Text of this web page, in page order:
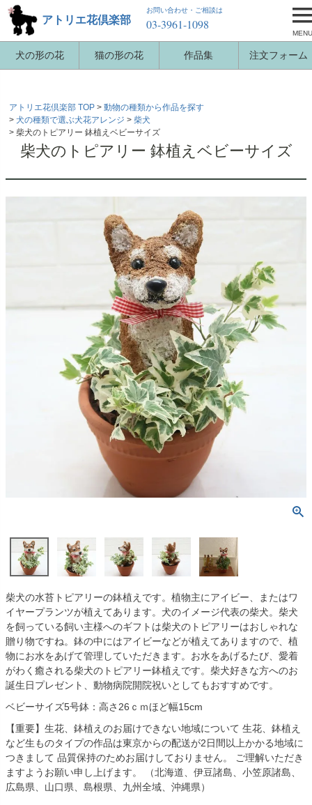
犬の形の花 猫の形の花 作品集 注文フォーム
アトリエ花倶楽部
お問い合わせ・ご相談は
03-3961-1098
MENU
アトリエ花倶楽部 TOP
動物の種類から作品を探す
犬の種類で選ぶ犬花アレンジ
柴犬
柴犬のトピアリー 鉢植えベビーサイズ
柴犬のトピアリー 鉢植えベビーサイズ
柴犬の水苔トピアリーの鉢植えです。植物主にアイビー、またはワ
イヤープランツが植えてあります。犬のイメージ代表の柴犬。柴犬
を飼っている飼い主様へのギフトは柴犬のトピアリーはおしゃれな
贈り物ですね。鉢の中にはアイビーなどが植えてありますので、植
物にお水をあげて管理していただきます。お水をあげるたび、愛着
がわく癒される柴犬のトピアリー鉢植えです。柴犬好きな方へのお
誕生日プレゼント、動物病院開院祝いとしてもおすすめです。
ベビーサイズ5号鉢：高さ26ｃｍほど幅15cm
【重要】生花、鉢植えのお届けできない地域について 生花、鉢植え
など生ものタイプの作品は東京からの配送が2日間以上かかる地域に
つきまして 品質保持のためお届けしておりません。 ご理解いただき
ますようお願い申し上げます。 （北海道、伊豆諸島、小笠原諸島、
広島県、山口県、島根県、九州全域、沖縄県）